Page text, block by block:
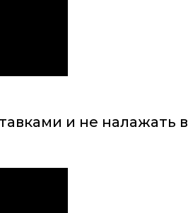
и не налажать в